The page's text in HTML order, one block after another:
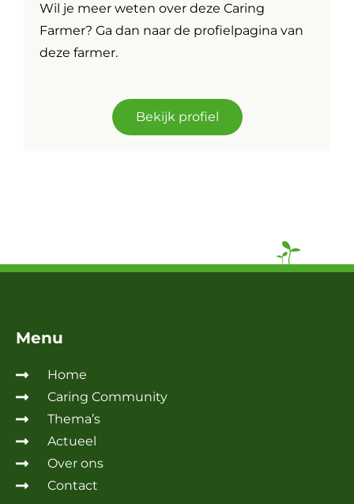
Wil je meer weten over deze Caring
Farmer? Ga dan naar de profielpagina van
deze farmer.
Bekijk profiel
Menu
Home
Caring Community
Thema’s
Actueel
Over ons
Contact